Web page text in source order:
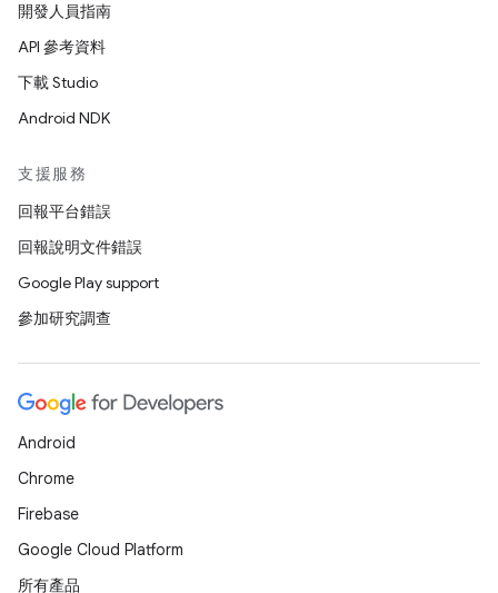
開發人員指南
API 參考資料
下載 Studio
Android NDK
支援服務
回報平台錯誤
回報說明文件錯誤
Google Play support
參加研究調查
Android
Chrome
Firebase
Google Cloud Platform
所有產品